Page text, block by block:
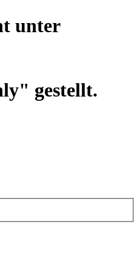
unter
gestellt.